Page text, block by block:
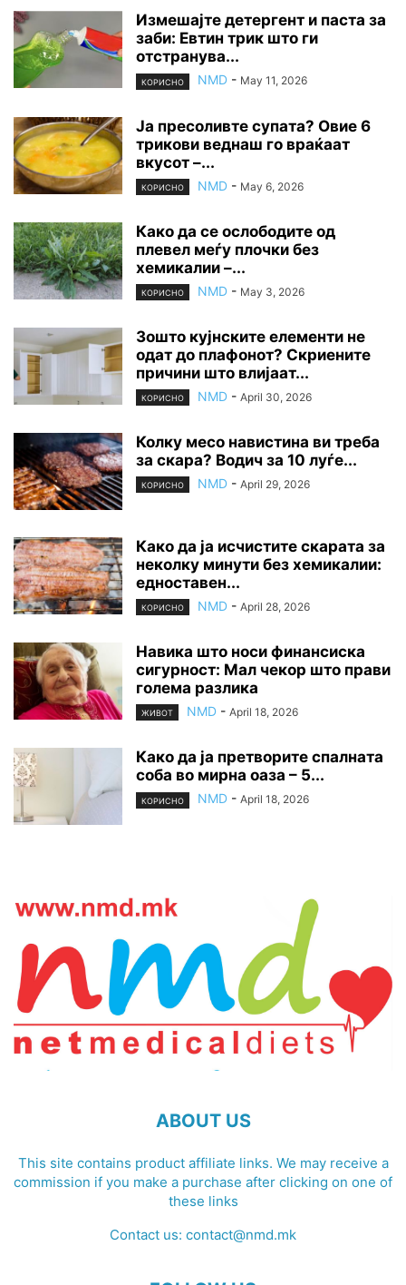
Измешајте детергент и паста за
заби: Евтин трик што ги
отстранува...
КОРИСНО NMD - May 11, 2026
Ја пресоливте супата? Овие 6
трикови веднаш го враќаат
вкусот –...
КОРИСНО NMD - May 6, 2026
Како да се ослободите од
плевел меѓу плочки без
хемикалии –...
КОРИСНО NMD - May 3, 2026
Зошто кујнските елементи не
одат до плафонот? Скриените
причини што влијаат...
КОРИСНО NMD - April 30, 2026
Колку месо навистина ви треба
за скара? Водич за 10 луѓе...
КОРИСНО NMD - April 29, 2026
Како да ја исчистите скарата за
неколку минути без хемикалии:
едноставен...
КОРИСНО NMD - April 28, 2026
Навика што носи финансиска
сигурност: Мал чекор што прави
голема разлика
ЖИВОТ NMD - April 18, 2026
Како да ја претворите спалната
соба во мирна оаза – 5...
КОРИСНО NMD - April 18, 2026
ABOUT US
This site contains product affiliate links. We may receive a
commission if you make a purchase after clicking on one of
these links
Contact us: contact@nmd.mk